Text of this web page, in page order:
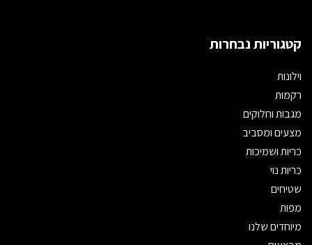
קטגוריות נבחרות
וילונות
רקמות
מגבות וחלוקים
מצעים ומסביב
כריות ושמיכות
כריות נוי
שטיחים
מפות
מיוחדים שלנו